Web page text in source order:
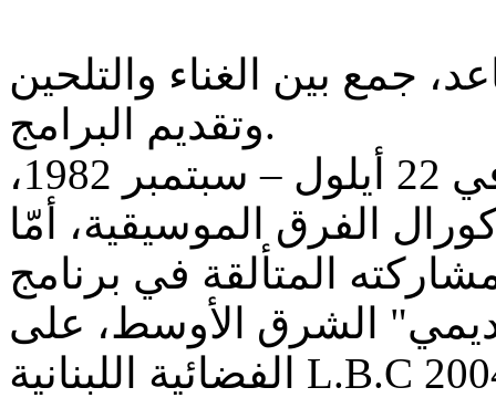
جمع بين الغناء والتلحين
وتقديم البرامج.
ولد بشار الشطي في الكويت في 22 أيلول – سبتمبر 1982،
الفرق الموسيقية، أمّا
المتألقة في برنامج
الشرق الأوسط، على
الفضائية اللبنانية L.B.C في نسخته الأولى موسم 2003 /2004